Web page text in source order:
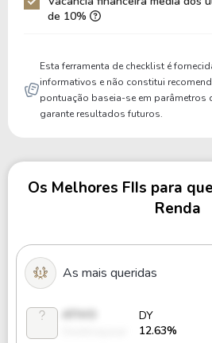
de 10%
Esta ferramenta de checklist é
informativos e não constitui
pontuação baseia-se em parâmetros
garante resultados futuros.
Os Melhores FIIs para
Renda
As mais queridas
DY
12.63%